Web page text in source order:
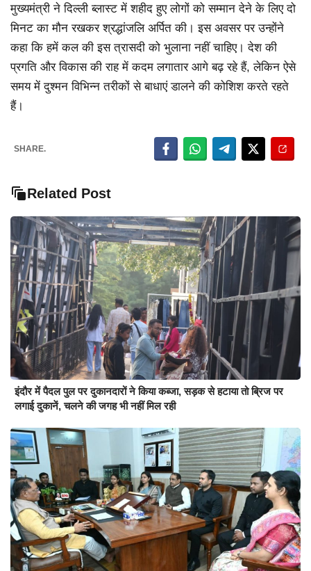
मुख्यमंत्री ने दिल्ली ब्लास्ट में शहीद हुए लोगों को सम्मान देने के लिए दो
मिनट का मौन रखकर श्रद्धांजलि अर्पित की। इस अवसर पर उन्होंने
कहा कि हमें कल की इस त्रासदी को भुलाना नहीं चाहिए। देश की
प्रगति और विकास की राह में कदम लगातार आगे बढ़ रहे हैं, लेकिन ऐसे
समय में दुश्मन विभिन्न तरीकों से बाधाएं डालने की कोशिश करते रहते
हैं।
SHARE.
Related Post
इंदौर में पैदल पुल पर दुकानदारों ने किया कब्जा, सड़क से हटाया तो ब्रिज पर
लगाई दुकानें, चलने की जगह भी नहीं मिल रही